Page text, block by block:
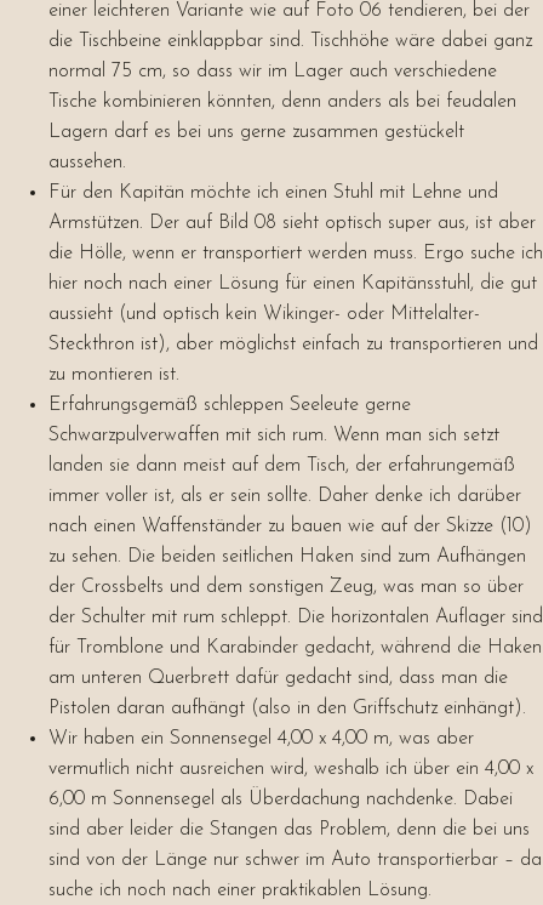
einer leichteren Variante wie auf Foto 06 tendieren, bei der
die Tischbeine einklappbar sind. Tischhöhe wäre dabei ganz
normal 75 cm, so dass wir im Lager auch verschiedene
Tische kombinieren könnten, denn anders als bei feudalen
Lagern darf es bei uns gerne zusammen gestückelt
aussehen.
Für den Kapitän möchte ich einen Stuhl mit Lehne und
Armstützen. Der auf Bild 08 sieht optisch super aus, ist aber
die Hölle, wenn er transportiert werden muss. Ergo suche ich
hier noch nach einer Lösung für einen Kapitänsstuhl, die gut
aussieht (und optisch kein Wikinger- oder Mittelalter-
Steckthron ist), aber möglichst einfach zu transportieren und
zu montieren ist.
Erfahrungsgemäß schleppen Seeleute gerne
Schwarzpulverwaffen mit sich rum. Wenn man sich setzt
landen sie dann meist auf dem Tisch, der erfahrungemäß
immer voller ist, als er sein sollte. Daher denke ich darüber
nach einen Waffenständer zu bauen wie auf der Skizze (10)
zu sehen. Die beiden seitlichen Haken sind zum Aufhängen
der Crossbelts und dem sonstigen Zeug, was man so über
der Schulter mit rum schleppt. Die horizontalen Auflager sind
für Tromblone und Karabinder gedacht, während die Haken
am unteren Querbrett dafür gedacht sind, dass man die
Pistolen daran aufhängt (also in den Griffschutz einhängt).
Wir haben ein Sonnensegel 4,00 x 4,00 m, was aber
vermutlich nicht ausreichen wird, weshalb ich über ein 4,00 x
6,00 m Sonnensegel als Überdachung nachdenke. Dabei
sind aber leider die Stangen das Problem, denn die bei uns
sind von der Länge nur schwer im Auto transportierbar – da
suche ich noch nach einer praktikablen Lösung.